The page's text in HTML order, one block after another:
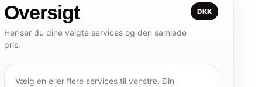
Oversigt
Her ser du dine valgte services og den samlede
pris.
DKK
Vælg en eller flere services til venstre. Din